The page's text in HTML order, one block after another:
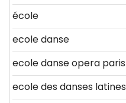
école
ecole danse
ecole danse opera paris
ecole des danses latines